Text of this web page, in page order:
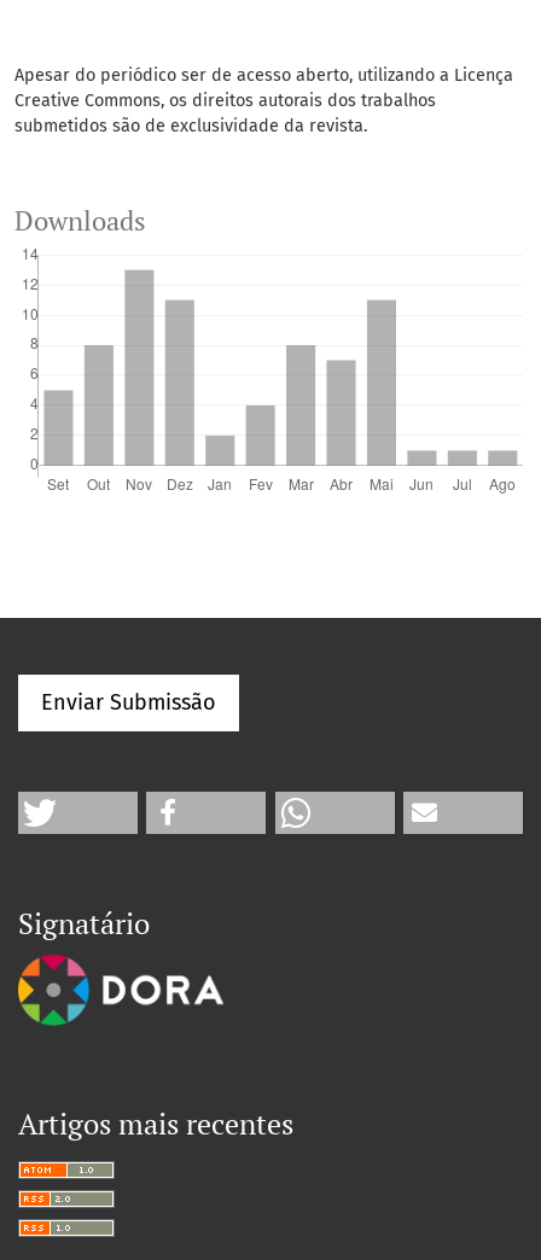
Apesar do periódico ser de acesso aberto, utilizando a Licença
Creative Commons, os direitos autorais dos trabalhos
submetidos são de exclusividade da revista.
Downloads
Enviar Submissão
Signatário
Artigos mais recentes